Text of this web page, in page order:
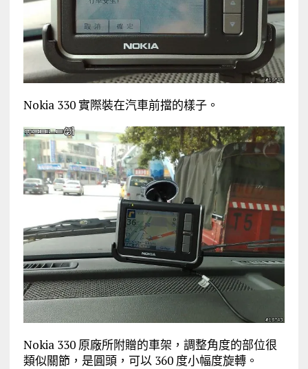
Nokia 330 實際裝在汽車前擋的樣子。
Nokia 330 原廠所附贈的車架，調整角度的部位很
類似關節，是圓頭，可以 360 度小幅度旋轉。